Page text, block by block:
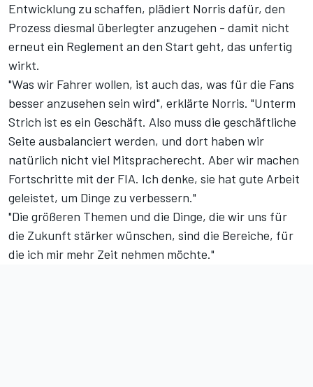
Entwicklung zu schaffen, plädiert Norris dafür, den
Prozess diesmal überlegter anzugehen - damit nicht
erneut ein Reglement an den Start geht, das unfertig
wirkt.
"Was wir Fahrer wollen, ist auch das, was für die Fans
besser anzusehen sein wird", erklärte Norris. "Unterm
Strich ist es ein Geschäft. Also muss die geschäftliche
Seite ausbalanciert werden, und dort haben wir
natürlich nicht viel Mitspracherecht. Aber wir machen
Fortschritte mit der FIA. Ich denke, sie hat gute Arbeit
geleistet, um Dinge zu verbessern."
"Die größeren Themen und die Dinge, die wir uns für
die Zukunft stärker wünschen, sind die Bereiche, für
die ich mir mehr Zeit nehmen möchte."